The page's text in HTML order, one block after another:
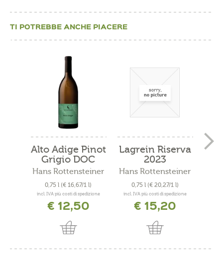
TI POTREBBE ANCHE PIACERE
Alto Adige Pinot
Grigio DOC
2025
Hans Rottensteiner
0,75 l (€ 16,67/1 l)
incl. IVA più costi di spedizione
€ 12,50
Lagrein Riserva
2023
Hans Rottensteiner
0,75 l (€ 20,27/1 l)
incl. IVA più costi di spedizione
€ 15,20